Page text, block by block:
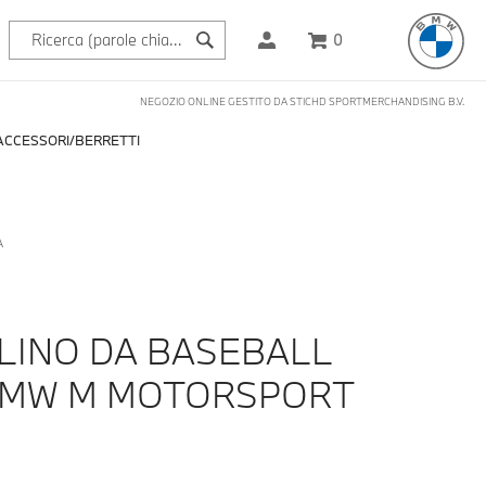
0
NEGOZIO ONLINE GESTITO DA STICHD SPORTMERCHANDISING B.V.
BERRETTI
DA BASEBALL
M MOTORSPORT